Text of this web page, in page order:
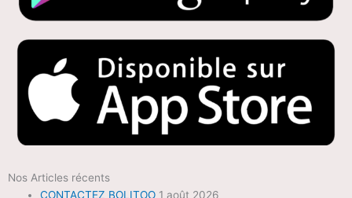
Nos Articles récents
CONTACTEZ BOLITOO 1 août 2026